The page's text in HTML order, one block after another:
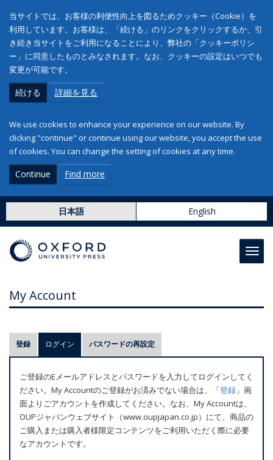
当サイトでは、お客様の利便性向上を図るためクッキー（Cookie）を
利用しています。お客様は、「続ける」のリンクをクリックするか、引
き続き当サイトをご利用になることにより、弊社の「クッキーポリシ
ー」に同意したものとみなされます。なお、クッキーの設定はいつでも
変更が可能です。
続ける 詳細を見る
We use cookies to enhance your experience on our website. By
clicking "continue" or continue using our website, you accept the use
of cookies. You can change the setting of cookies at any time.
Continue Find more
日本語 English
My Account
プ
ラ
マ
リ
ー
タ
ブ
登録 ログイン (アクティブなタブ)
パスワードの再設定
ご登録のEメールアドレスとパスワードを入力してログインしてく
ださい。My Accountのご登録がお済みでない場合は、「登録 」画
面よりごアカウントを作成してください。なお、My Accountは、
OUPジャパンウェブサイト（www.oupjapan.co.jp）にて、商品の
ご購入または購入者様限定コンテンツをご利用いただく際に必要
なアカウントです。